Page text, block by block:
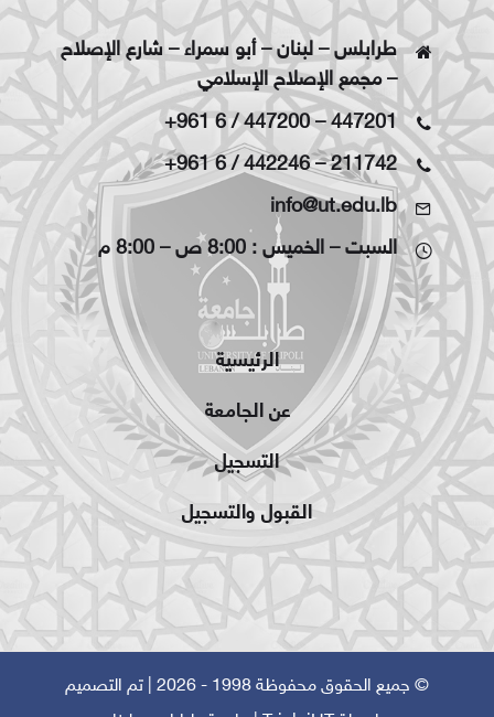
طرابلس – لبنان – أبو سمراء – شارع الإصلاح
– مجمع الإصلاح الإسلامي
+961 6 / 447200–447201
+961 6 / 442246–211742
info@ut.edu.lb
السبت – الخميس : 8:00 ص – 8:00 م
الرئيسية
عن الجامعة
التسجيل
القبول والتسجيل
© جميع الحقوق محفوظة 1998 - 2026 | تم التصميم